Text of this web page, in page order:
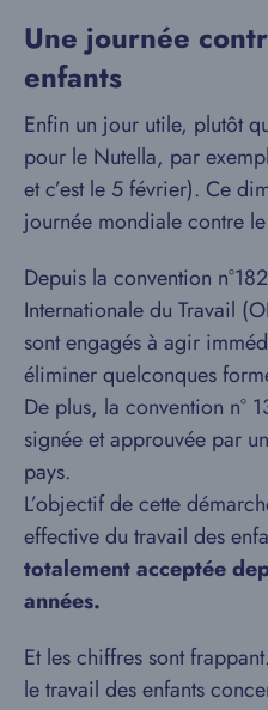
Une journée
enfants
Enfin un jour utile, plutôt
pour le Nutella, par
et c’est le 5 février). Ce
journée mondiale contre
Depuis la convention
Internationale du Travail
sont engagés à agir
éliminer quelconques
De plus, la convention n°
signée et approuvée par
pays.
L’objectif de cette
effective du travail des
totalement acceptée
années.
Et les chiffres sont
le travail des enfants